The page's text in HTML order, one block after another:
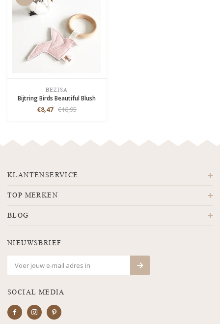
BEZISA
Bijtring Birds Beautiful Blush
€8,47 €16,95
KLANTENSERVICE
TOP MERKEN
BLOG
NIEUWSBRIEF
SOCIAL MEDIA